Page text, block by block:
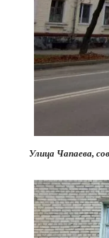
Улица Чапаева,